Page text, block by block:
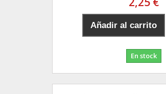
Añadir al carrito
En stock